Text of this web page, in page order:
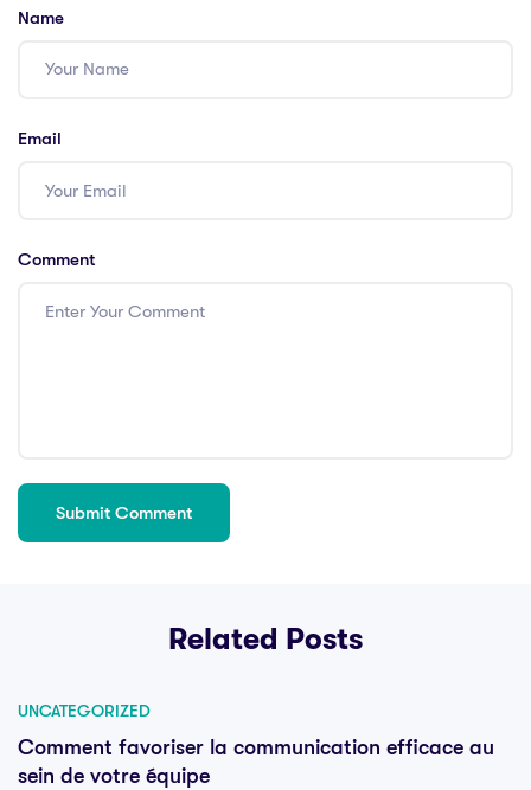
Name
Email
Comment
Related Posts
UNCATEGORIZED
Comment favoriser la communication efficace au
sein de votre équipe